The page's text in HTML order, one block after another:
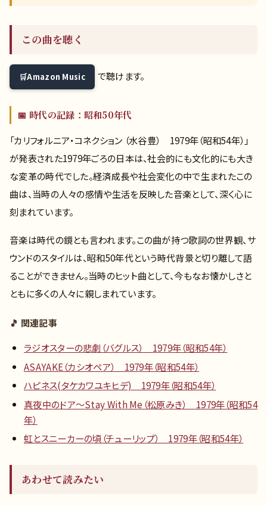
この曲を聴く
Amazon Music で聴けます。
📅 時代の記録：昭和50年代
「カリフォルニア・コネクション （水谷豊） 1979年（昭和54年）」
が発表された1979年ごろの日本は、社会的にも文化的にも大き
な変革の時代でした。経済成長や社会変化の中で生まれたこの
曲は、当時の人々の感情や生活を反映した音楽として、深く心に
刻まれています。
音楽は時代の鏡とも言われます。この曲が持つ歌詞の世界観、サ
ウンドのスタイルは、昭和50年代という時代背景と切り離して語
ることができません。当時のヒット曲として、今もなお懐かしさと
ともに多くの人々に親しまれています。
🎵 関連記事
ラジオスターの悲劇（バグルス） 1979年（昭和54年）
ASAYAKE（カシオペア） 1979年（昭和54年）
ハピネス(タケカワユキヒデ) 1979年（昭和54年）
真夜中のドア〜Stay With Me（松原みき） 1979年（昭和54
年）
虹とスニーカーの頃（チューリップ） 1979年（昭和54年）
あわせて読みたい